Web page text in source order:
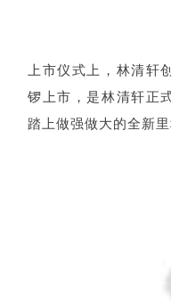
上市仪式上，林清轩
锣上市，是林清轩正
踏上做强做大的全新里